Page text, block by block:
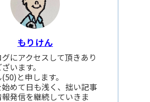
もりけん
にアクセスして頂きあり
います。
と申します。
始めて日も浅く、拙い記事
発信を継続していきま